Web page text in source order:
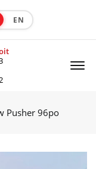
EN
Pusher 96po